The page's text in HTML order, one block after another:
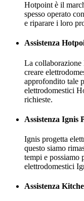
Hotpoint è il
spesso operato
e riparare i loro
Assistenza
La
creare
approfondito tale
elettrodomestici
richieste.
Assistenza Ignis
Ignis progetta
questo siamo
tempi e possiamo
elettrodomestici
Assistenza